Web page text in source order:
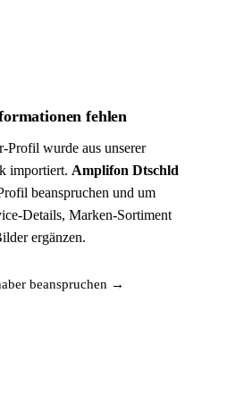
fehlen
Profil wurde aus unserer
importiert. Amplifon Dtschld
beanspruchen und um
Details, Marken-Sortiment
ergänzen.
beanspruchen →